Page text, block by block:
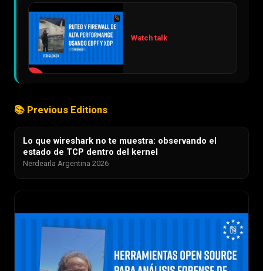
Watch talk
📚 Previous Editions
Lo que wireshark no te muestra: observando el
estado de TCP dentro del kernel
Nerdearla Argentina 2026